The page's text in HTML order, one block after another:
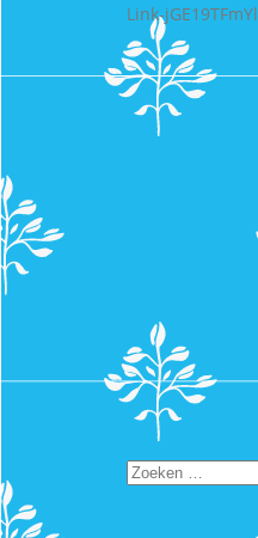
Link-jGE19TFmYl
Zoeken